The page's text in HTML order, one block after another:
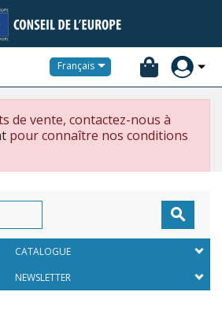
Français
de vente, contactez-nous à
pour connaître nos conditions

CATALOGUE
NEWSLETTER